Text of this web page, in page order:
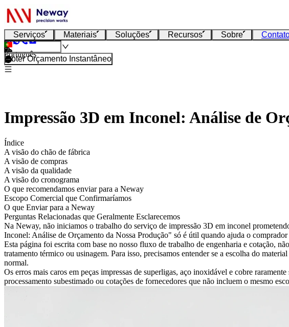
Serviços Materiais Soluções Recursos Sobre
Português
Obter Orçamento Instantâneo
Impressão 3D em Inconel: Análise de
Índice
A visão do chão de fábrica
A visão de compras
A visão da qualidade
A visão do cronograma
O que recomendamos enviar para a Neway
Escopo Comercial que Confirmaríamos
O que Enviar para a Neway
Perguntas Relacionadas que Geralmente Esclarecemos
Na Neway, não iniciamos o trabalho do serviço de impressão 3D em inconel
Inconel: Análise de Orçamento da Nossa Produção" só é útil quando ajuda o
Esta página foi escrita com base no nosso fluxo de trabalho de engenharia e cotação,
tratamento térmico ou usinagem. Para isso, precisamos entender se a escolha do
normal.
Os erros mais caros em peças impressas de superligas, aço inoxidável e cobre
processamento subestimado ou cotações de fornecedores que não incluem o mesmo